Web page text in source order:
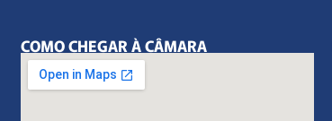
COMO CHEGAR À CÂMARA